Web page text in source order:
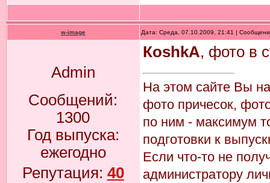
w-image Дата: Среда, 07.10.2009, 21:41 |
Admin
Сообщений:
1300
Год выпуска:
ежегодно
Репутация: 40
КoshkA, фото в
На этом сайте Вы
фото причесок,
по ним - максимум
подготовки к
Если что-то не
администратору